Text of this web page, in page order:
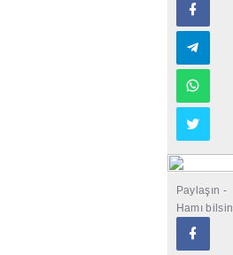
Paylaşın -
Hamı bilsin